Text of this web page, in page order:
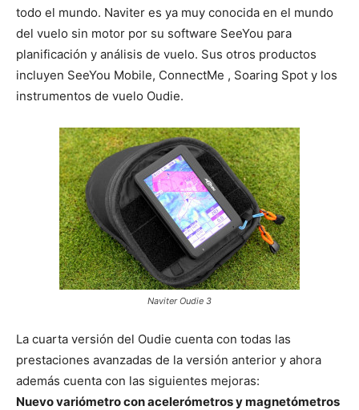
todo el mundo. Naviter es ya muy conocida en el mundo
del vuelo sin motor por su software SeeYou para
planificación y análisis de vuelo. Sus otros productos
incluyen SeeYou Mobile, ConnectMe , Soaring Spot y los
instrumentos de vuelo Oudie.
Naviter Oudie 3
La cuarta versión del Oudie cuenta con todas las
prestaciones avanzadas de la versión anterior y ahora
además cuenta con las siguientes mejoras:
Nuevo variómetro con acelerómetros y magnetómetros